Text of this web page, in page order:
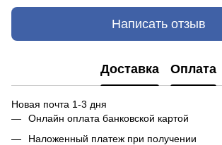
Написать отзыв
Доставка Оплата
Новая почта 1-3 дня
Онлайн оплата банковской картой
Наложенный платеж при получении